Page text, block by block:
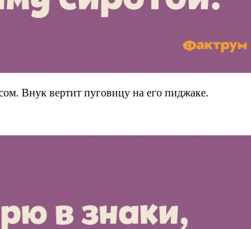
Внук вертит пуговицу на его пиджаке.